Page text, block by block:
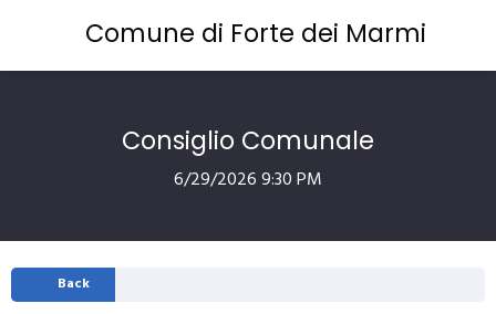
Comune di Forte dei Marmi
Consiglio Comunale
6/29/2026 9:30 PM
Back